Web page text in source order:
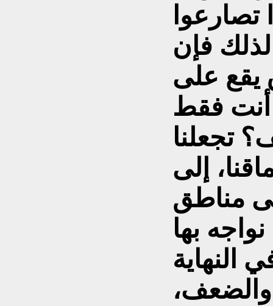
تصارعوا
لذلك فإن
يقع على
تجعلنا
إلى
مناطق
بها
النهاية